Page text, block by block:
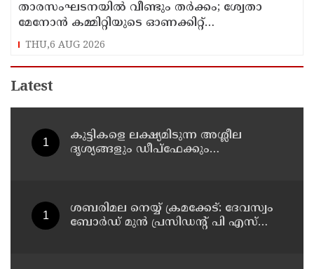
താരസംഘടനയില്‍ വീണ്ടും തര്‍ക്കം; ശ്വേതാ
മേനോന്‍ കമ്മിറ്റിയുടെ ഓണക്കിറ്റ്
വിതരണത്തിനെതിരെ ഒരുവിഭാഗം താരങ്ങള്‍
THU,6 AUG 2026
Latest
കുട്ടികളെ ലക്ഷ്യമിടുന്ന അശ്ലീല
ദൃശ്യങ്ങളും ഡീപ്ഫേക്കും
ശബരിമല നെയ്യ് ക്രമക്കേട്: ദേവസ്വം
ബോര്‍ഡ് മുന്‍ പ്രസിഡന്റ് പി എസ്